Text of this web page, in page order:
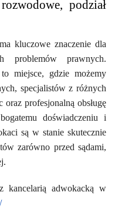
podział
kluczowe znaczenie dla
problemów prawnych.
miejsce, gdzie możemy
specjalistów z różnych
profesjonalną obsługę
doświadczeniu i
są w stanie skutecznie
zarówno przed sądami,
kancelarią adwokacką w